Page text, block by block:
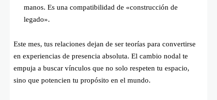
manos. Es una compatibilidad de «construcción de
legado».
Este mes, tus relaciones dejan de ser teorías para convertirse
en experiencias de presencia absoluta. El cambio nodal te
empuja a buscar vínculos que no solo respeten tu espacio,
sino que potencien tu propósito en el mundo.